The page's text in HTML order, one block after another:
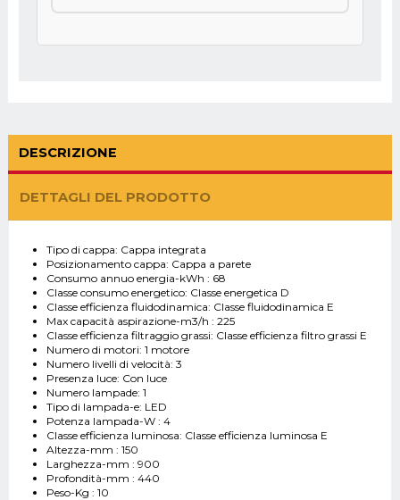
DESCRIZIONE
DETTAGLI DEL PRODOTTO
Tipo di cappa: Cappa integrata
Posizionamento cappa: Cappa a parete
Consumo annuo energia-kWh : 68
Classe consumo energetico: Classe energetica D
Classe efficienza fluidodinamica: Classe fluidodinamica E
Max capacità aspirazione-m3/h : 225
Classe efficienza filtraggio grassi: Classe efficienza filtro grassi E
Numero di motori: 1 motore
Numero livelli di velocità: 3
Presenza luce: Con luce
Numero lampade: 1
Tipo di lampada-e: LED
Potenza lampada-W : 4
Classe efficienza luminosa: Classe efficienza luminosa E
Altezza-mm : 150
Larghezza-mm : 900
Profondità-mm : 440
Peso-Kg : 10